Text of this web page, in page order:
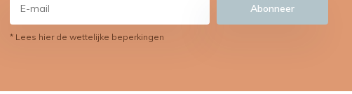
Abonneer
* Lees hier de wettelijke beperkingen